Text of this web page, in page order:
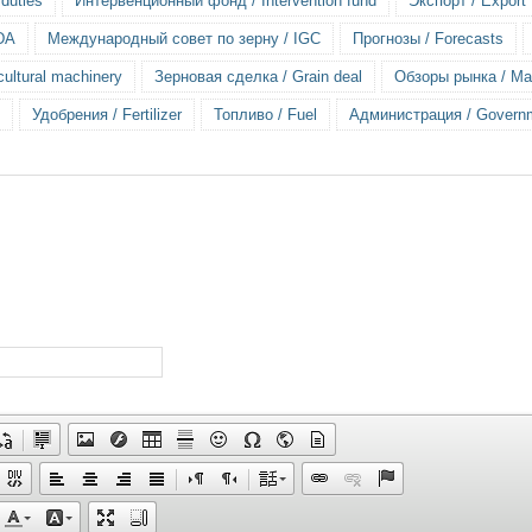
Международный совет по зерну / IGC Прогнозы / Forecasts
machinery Зерновая сделка / Grain deal Обзоры рынка /
Удобрения / Fertilizer Топливо / Fuel Администрация /